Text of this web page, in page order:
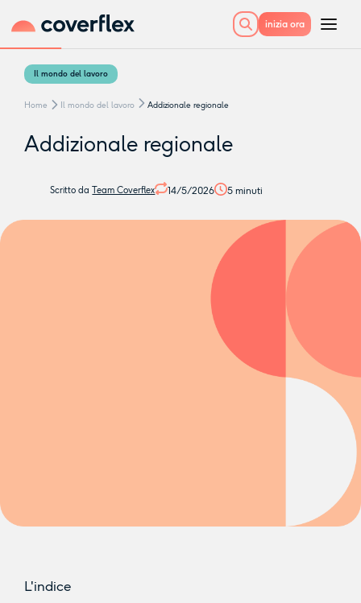
inizia ora
Il mondo del lavoro
Home Il mondo del lavoro Addizionale regionale
Addizionale regionale
Scritto daTeam Coverflex 14/5/2026 5 minuti
L'indice